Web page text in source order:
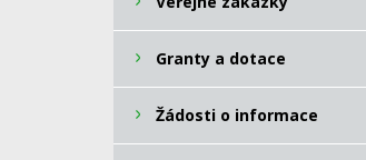
Granty a dotace
Žádosti o informace